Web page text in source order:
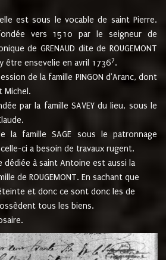
est sous le vocable de saint Pierre.
vers 1510 par le seigneur de
de GRENAUD dite de ROUGEMONT
être ensevelie en avril 17367.
de la famille PINGON d'Aranc, dont
Michel.
par la famille SAVEY du lieu, sous le
la famille SAGE sous le patronnage
ci a besoin de travaux rugent.
dédiée à saint Antoine est aussi la
de ROUGEMONT. En sachant que
et donc ce sont donc les de
tous les biens.